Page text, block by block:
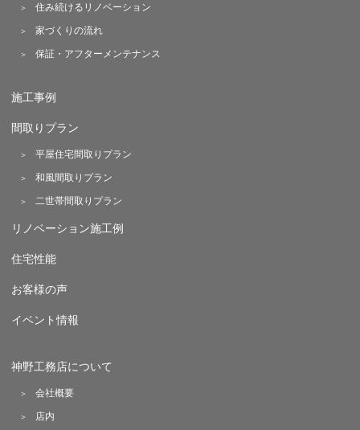
住み続けるリノベーション
家づくりの流れ
保証・アフターメンテナンス
施工事例
間取りプラン
平屋住宅間取りプラン
和風間取りプラン
二世帯間取りプラン
リノベーション施工例
住宅性能
お客様の声
イベント情報
神野工務店について
会社概要
店内